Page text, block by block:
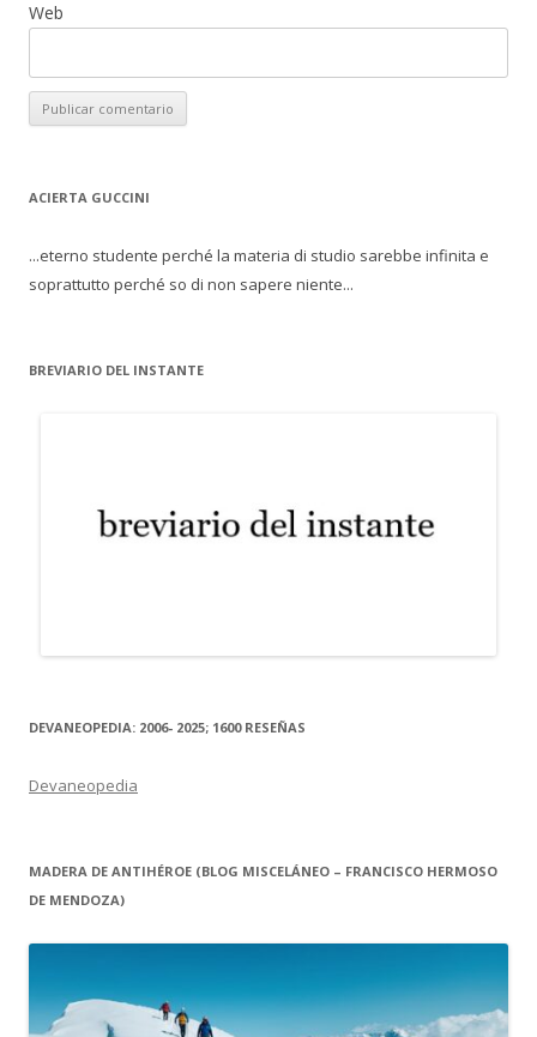
Web
ACIERTA GUCCINI
...eterno studente perché la materia di studio sarebbe infinita e
soprattutto perché so di non sapere niente...
BREVIARIO DEL INSTANTE
DEVANEOPEDIA: 2006- 2025; 1600 RESEÑAS
Devaneopedia
MADERA DE ANTIHÉROE (BLOG MISCELÁNEO – FRANCISCO HERMOSO
DE MENDOZA)